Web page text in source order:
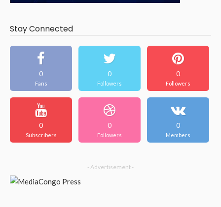
Stay Connected
0
Fans
0
Followers
0
Followers
0
Subscribers
0
Followers
0
Members
- Advertisement -